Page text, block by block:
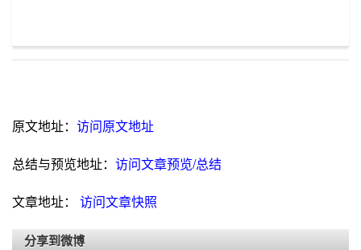
原文地址： 访问原文地址
总结与预览地址： 访问文章预览/总结
文章地址： 访问文章快照
分享到微博